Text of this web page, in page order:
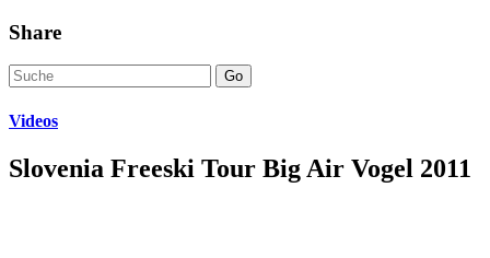
Share
Go
Videos
Slovenia Freeski Tour Big Air Vogel 2011